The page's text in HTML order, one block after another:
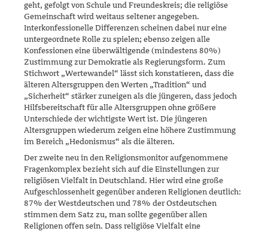
geht, gefolgt von Schule und Freundeskreis; die religiöse
Gemeinschaft wird weitaus seltener angegeben.
Interkonfessionelle Differenzen schei­nen dabei nur eine
untergeordnete Rolle zu spielen; ebenso zeigen alle
Konfessionen eine überwältigende (mindestens 80%)
Zustimmung zur Demokratie als Regierungsform. Zum
Stichwort „Wertewandel“ lässt sich konstatieren, dass die
älteren Altersgruppen den Werten „Tradi­tion“ und
„Sicherheit“ stärker zuneigen als die jüngeren, dass jedoch
Hilfsbereitschaft für alle Altersgruppen ohne größere
Unterschiede der wichtigste Wert ist. Die jüngeren
Altersgruppen wiederum zeigen eine höhere Zustimmung
im Bereich „Hedonismus“ als die älteren.
Der zweite neu in den Religionsmonitor aufgenommene
Fragenkomplex bezieht sich auf die Einstellungen zur
religiösen Vielfalt in Deutschland. Hier wird eine große
Aufgeschlossenheit gegenüber anderen Religionen deutlich:
87% der Westdeutschen und 78% der Ostdeutschen
stimmen dem Satz zu, man sollte gegenüber allen
Religionen offen sein. Dass religiöse Vielfalt eine